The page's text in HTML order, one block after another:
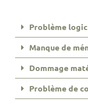
Problème
Manque de
Dommage
Problème de